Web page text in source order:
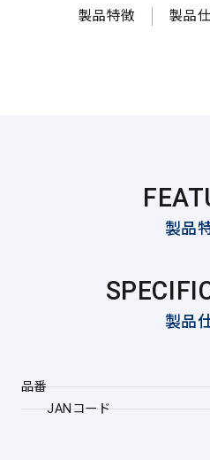
製品特徴 製品
製品
製品
品番
JANコード